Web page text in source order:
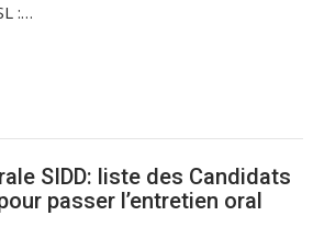
:…
SIDD: liste des Candidats
passer l’entretien oral